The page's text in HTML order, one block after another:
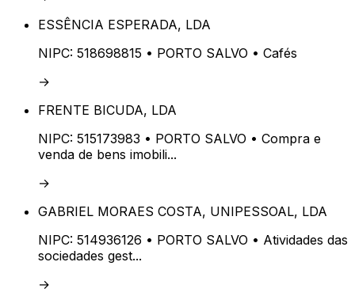
ESSÊNCIA ESPERADA, LDA
NIPC: 518698815 • PORTO SALVO • Cafés
→
FRENTE BICUDA, LDA
NIPC: 515173983 • PORTO SALVO • Compra e
venda de bens imobili...
→
GABRIEL MORAES COSTA, UNIPESSOAL, LDA
NIPC: 514936126 • PORTO SALVO • Atividades das
sociedades gest...
→